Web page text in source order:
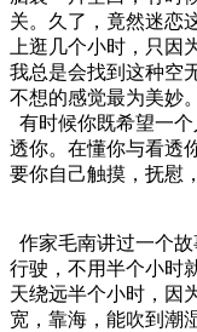
关。久了，竟然迷恋
上逛几个小时，只因
我总是会找到这种空
不想的感觉最为美妙。
有时候你既希望一
透你。在懂你与看透
要你自己触摸，抚慰
作家毛南讲过一个
行驶，不用半个小时
天绕远半个小时，因
宽，靠海，能吹到潮